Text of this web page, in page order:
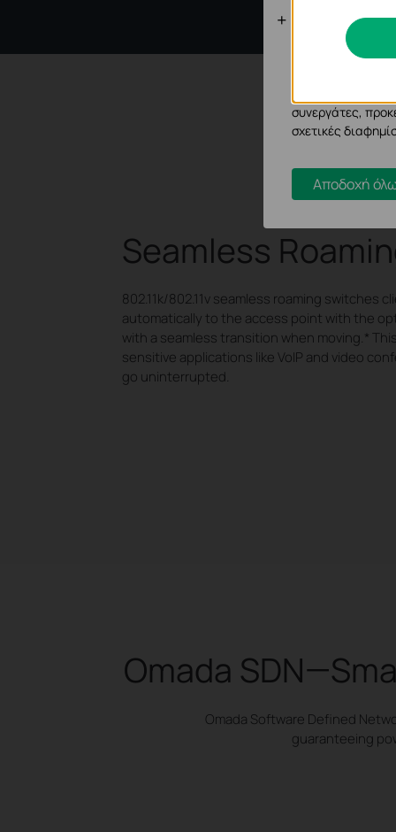
Seamless
802.11k/802.11v seamless roaming switches
automatically to the access point with the
with a seamless transition when moving.*
sensitive applications like VoIP and video
go uninterrupted.
Omada
Omada Software Defined
guaranteeing
Cookies
Τα cookie
συνεργάτες,
σχετικές
Αποδοχή